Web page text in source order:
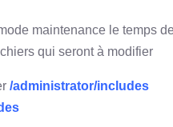
maintenance le temps
qui seront à modifier
/administrator/includes